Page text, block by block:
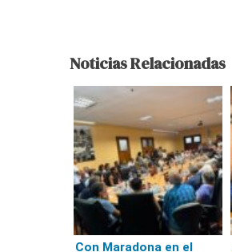
Noticias Relacionadas
Con Maradona en el